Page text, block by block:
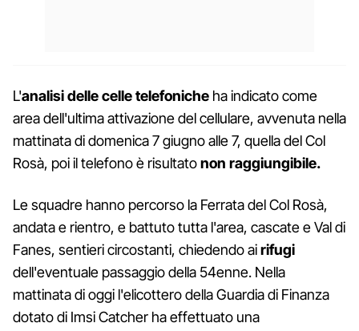
L'analisi delle celle telefoniche ha indicato come
area dell'ultima attivazione del cellulare, avvenuta nella
mattinata di domenica 7 giugno alle 7, quella del Col
Rosà, poi il telefono è risultatonon raggiungibile.
Le squadre hanno percorso la Ferrata del Col Rosà,
andata e rientro, e battuto tutta l'area, cascate e Val di
Fanes, sentieri circostanti, chiedendo airifugi
dell'eventuale passaggio della 54enne. Nella
mattinata di oggi l'elicottero della Guardia di Finanza
dotato di Imsi Catcher ha effettuato una